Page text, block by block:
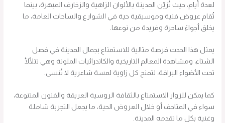
لعدة أيام، حيث تُزيّن المدينة بالألوان الزاهية والزخارف المبهرة، بينما
تُقام عروض فنية وموسيقية حية في الشوارع والساحات العامة، ما
يخلق أجواءً ساحرة وفريدة من نوعها.
يمثل هذا الحدث فرصة مثالية للاستمتاع بجمال المدينة في فصل
الشتاء، ومشاهدة المعالم التاريخية والكاتدرائيات الملونة وهي تتلألأ
تحت الأضواء البراقة، لتمنح كل زاوية لمسة شاعرية لا تُنسى.
كما يمكن للزوار الاستمتاع بالثقافة الروسية العريقة والفنون المتنوعة،
سواء في المتاحف أو خلال العروض الحية، ما يجعل التجربة شاملة
وغنية بكل ما تقدمه المدينة.